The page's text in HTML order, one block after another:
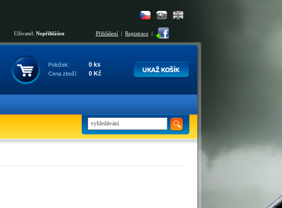
Uživatel: Nepřihlášen Přihlášení | Registrace |
Položek: 0 ks
Cena zboží: 0 Kč